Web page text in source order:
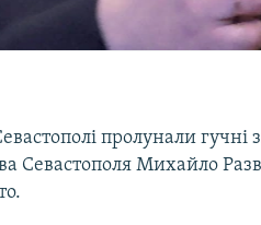
пролунали
Севастополя Михайло